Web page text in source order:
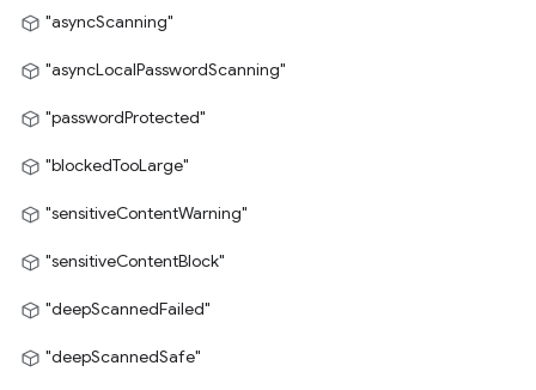
"asyncScanning"
"asyncLocalPasswordScanning"
"passwordProtected"
"blockedTooLarge"
"sensitiveContentWarning"
"sensitiveContentBlock"
"deepScannedFailed"
"deepScannedSafe"